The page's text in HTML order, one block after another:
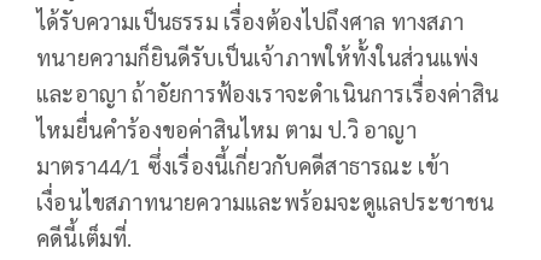
ได้รับความเป็นธรรม เรื่องต้องไปถึงศาล ทางสภา
ทนายความก็ยินดีรับเป็นเจ้าภาพให้ทั้งในส่วนแพ่ง
และอาญา ถ้าอัยการฟ้องเราจะดําเนินการเรื่องค่าสิน
ไหมยื่นคําร้องขอค่าสินไหม ตาม ป.วิ อาญา
มาตรา44/1 ซึ่งเรื่องนี้เกี่ยวกับคดีสาธารณะ เข้า
เงื่อนไขสภาทนายความและพร้อมจะดูแลประชาชน
คดีนี้เต็มที่.